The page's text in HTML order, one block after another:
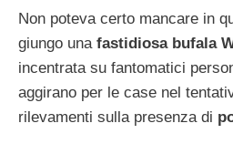
Non poteva certo mancare in
giungo una fastidiosa bufala
incentrata su fantomatici
aggirano per le case nel
rilevamenti sulla presenza di